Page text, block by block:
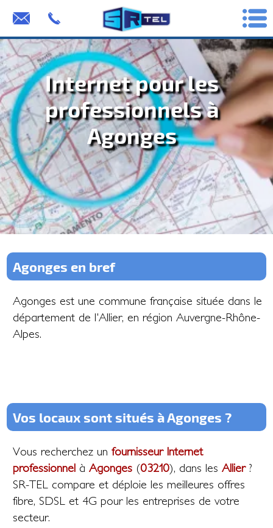
Internet pour les
professionnels à
Agonges
Agonges en bref
Agonges est une commune française située dans le
département de l'Allier, en région Auvergne-Rhône-
Alpes.
Vos locaux sont situés à Agonges ?
Vous recherchez unfournisseur Internet
professionnel àAgonges (03210), dans lesAllier?
SR-TEL compare et déploie les meilleures offres
fibre, SDSL et 4G pour les entreprises de votre
secteur.